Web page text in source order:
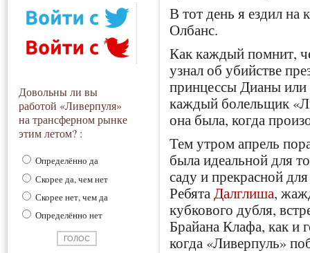
Довольны ли вы
работой «Ливерпуля»
на трансферном рынке
этим летом? :
Определённо да
Скорее да, чем нет
Скорее нет, чем да
Определённо нет
В тот день я ездил
Олбанс.
Как каждый помнит,
узнал об убийстве
принцессы Дианы или
каждый болельщик
она была, когда
Тем утром апрель
была идеальной для
саду и прекрасной
Ребята Далглиша,
кубкового дубля,
Брайана Клафа, как и
когда «Ливерпуль»